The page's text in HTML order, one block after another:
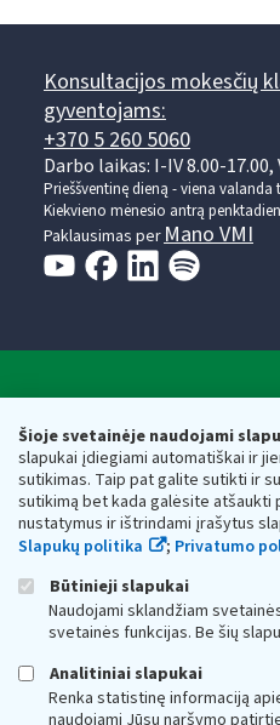
Šioje svetainėje naudojami
slapukai įdiegiami automatiškai ir
sutikimas. Taip pat galite sutikti ir
sutikimą bet kada galėsite
nustatymus ir ištrindami įrašytus
Slapukų politika
; Privatumo
Būtinieji slapukai
Naudojami sklandžiam
svetainės funkcijas. Be šių
Analitiniai slapukai
Renka statistinę informaciją
naudojami Jūsų naršymo
Konsultacijos mokesčių
gyventojams:
+370 5 260 5060
Darbo laikas: I-IV 8.00-17.00,
Prieššventinę dieną - viena valanda
Kiekvieno mėnesio antrą
Paklausimas per Mano VMI
Respublikos finansų
Biudžetinė įstaiga. Juridinio
adresas: Vasario 16-osios g. 14,
vmi@vmi.lt, E. pristatymo dėžutės
Duomenys apie Valstybinę
Respublikos finansų ministerijos